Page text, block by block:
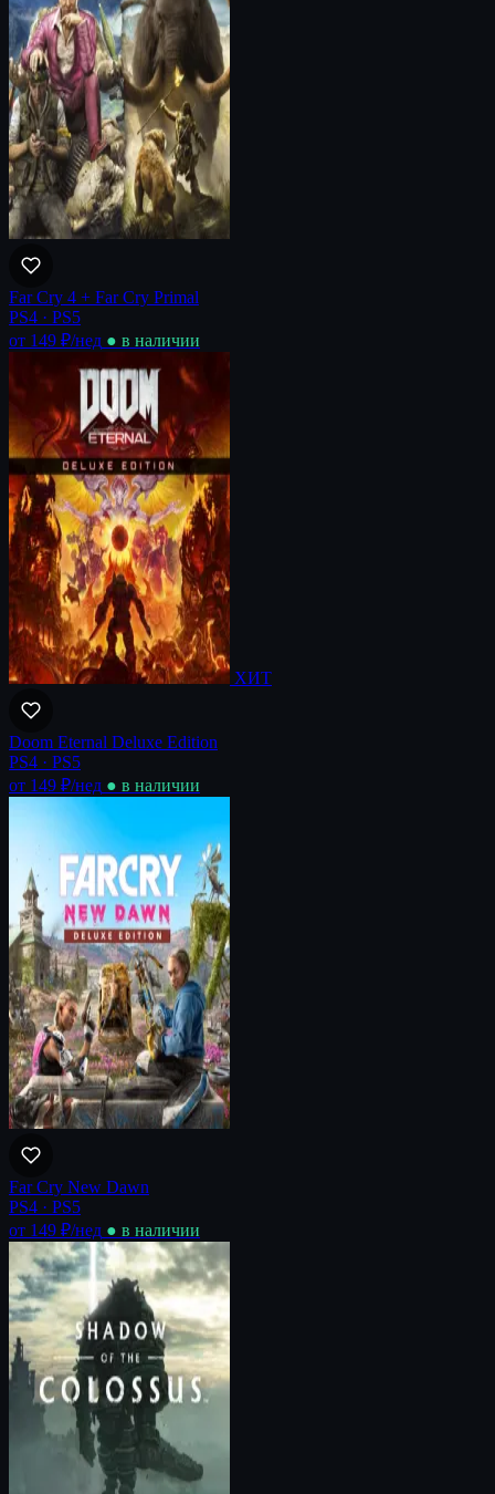
Far Cry 4 + Far Cry Primal
PS4 · PS5
от 149 ₽/нед ● в наличии
ХИТ
Doom Eternal Deluxe Edition
PS4 · PS5
от 149 ₽/нед ● в наличии
Far Cry New Dawn
PS4 · PS5
от 149 ₽/нед ● в наличии